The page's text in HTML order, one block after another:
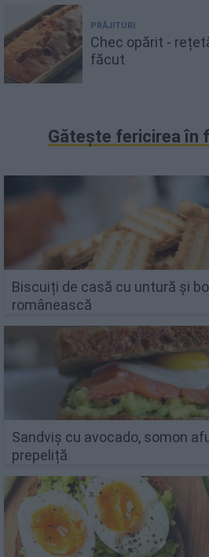
PRĂJITURI
Chec opărit -
făcut
Gătește fericirea în
Biscuiți de casă cu untură și
românească
Sandviș cu avocado, somon
prepeliță